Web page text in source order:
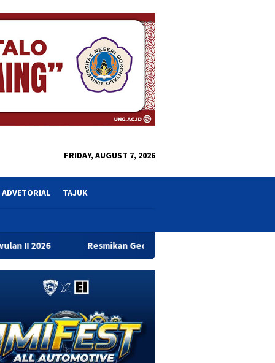
FRIDAY, AUGUST 7, 2026
ADVETORIAL TAJUK
Gedung Baru Bahrul Ulum, Wagub Idah Dorong